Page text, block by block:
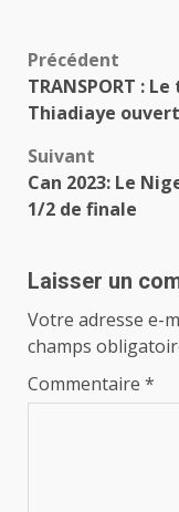
Navigation
d’article
Précédent
TRANSPORT :
Thiadiaye
Suivant
Can 2023: Le
1/2 de finale
Laisser un
Votre adresse e-
champs
Commentaire *